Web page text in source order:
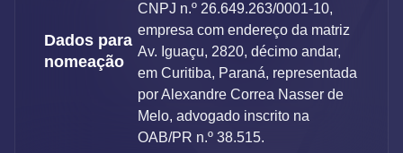
Dados para
nomeação
CNPJ n.º 26.649.263/0001-10,
empresa com endereço da matriz
Av. Iguaçu, 2820, décimo andar,
em Curitiba, Paraná, representada
por Alexandre Correa Nasser de
Melo, advogado inscrito na
OAB/PR n.º 38.515.